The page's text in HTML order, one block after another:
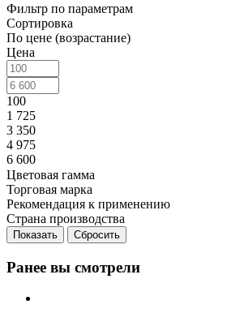
Фильтр по параметрам
Сортировка
По цене (возрастание)
Цена
100
1 725
3 350
4 975
6 600
Цветовая гамма
Торговая марка
Рекомендация к применению
Страна производства
Сбросить
Ранее вы смотрели